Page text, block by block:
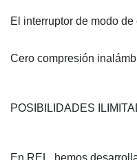
El interruptor de modo
Cero compresión
POSIBILIDADES